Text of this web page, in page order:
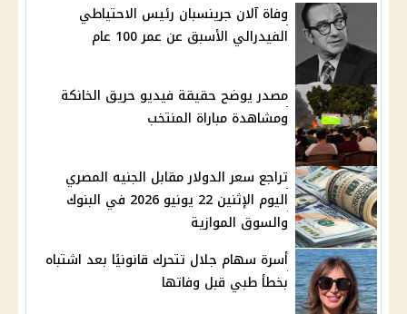
وفاة آلان جرينسبان رئيس الاحتياطي
الفيدرالي الأسبق عن عمر 100 عام
مصدر يوضح حقيقة فيديو حريق الخانكة
ومشاهدة مباراة المنتخب
تراجع سعر الدولار مقابل الجنيه المصري
اليوم الإثنين 22 يونيو 2026 في البنوك
والسوق الموازية
أسرة سهام جلال تتحرك قانونيًا بعد اشتباه
بخطأ طبي قبل وفاتها